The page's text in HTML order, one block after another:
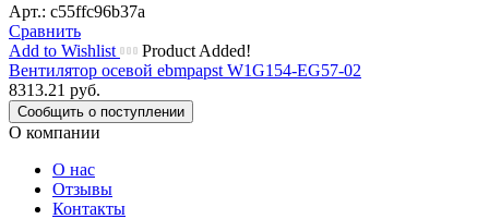
Арт.: c55ffc96b37a
Сравнить
Add to Wishlist
Product Added!
Вентилятор осевой ebmpapst W1G154-EG57-02
8313.21 руб.
Сообщить о поступлении
О компании
О нас
Отзывы
Контакты